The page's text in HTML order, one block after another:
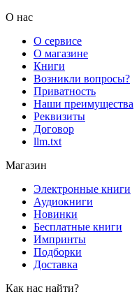
О нас
О сервисе
О магазине
Книги
Возникли вопросы?
Приватность
Наши преимущества
Реквизиты
Договор
llm.txt
Магазин
Электронные книги
Аудиокниги
Новинки
Бесплатные книги
Импринты
Подборки
Доставка
Как нас найти?